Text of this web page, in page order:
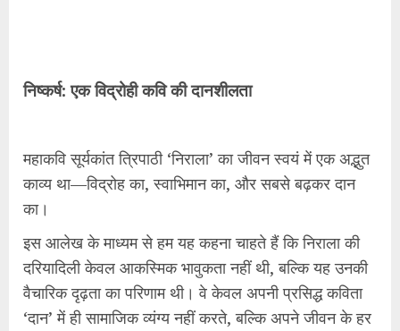
निष्कर्ष: एक विद्रोही कवि की दानशीलता
महाकवि सूर्यकांत त्रिपाठी ‘निराला’ का जीवन स्वयं में एक अद्भुत
काव्य था—विद्रोह का, स्वाभिमान का, और सबसे बढ़कर दान
का।
इस आलेख के माध्यम से हम यह कहना चाहते हैं कि निराला की
दरियादिली केवल आकस्मिक भावुकता नहीं थी, बल्कि यह उनकी
वैचारिक दृढ़ता का परिणाम थी। वे केवल अपनी प्रसिद्ध कविता
‘दान’ में ही सामाजिक व्यंग्य नहीं करते, बल्कि अपने जीवन के हर